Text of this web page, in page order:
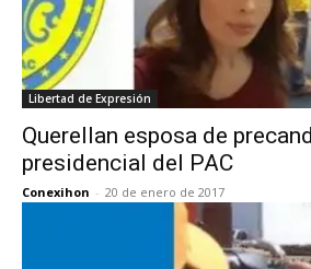
Libertad de Expresión
Querellan esposa de
presidencial del PAC
Conexihon - 20 de enero de 2017